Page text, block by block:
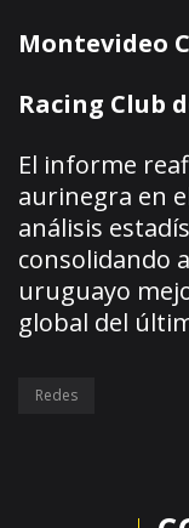
Montevideo
Racing Club
El informe
aurinegra en
análisis
consolidando
uruguayo
global del
Redes